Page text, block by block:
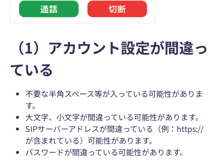
（1）アカウント設定が間違っ
ている
不要な半角スペース等が入っている可能性がありま
す。
大文字、小文字が間違っている可能性があります。
SIPサーバーアドレスが間違っている（例：https://
が含まれている）可能性があります。
パスワードが間違っている可能性があります。